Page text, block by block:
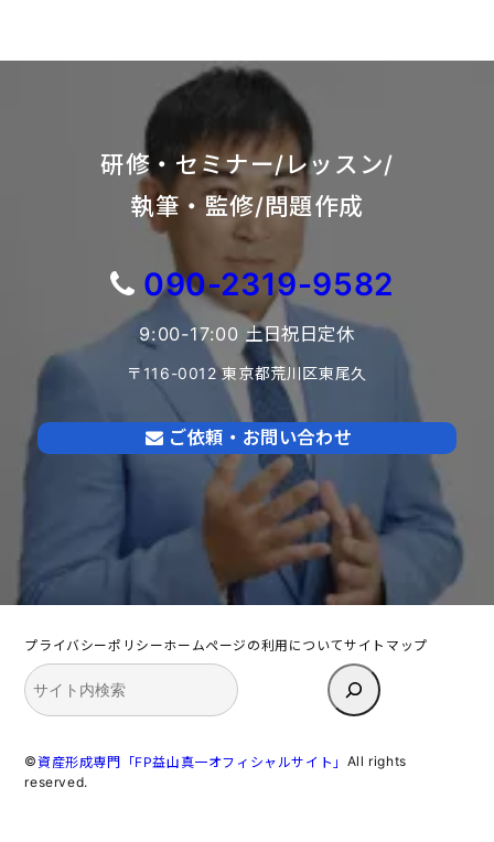
研修・セミナー/レッスン/
執筆・監修/問題作成
090-2319-9582
9:00-17:00 土日祝日定休
〒116-0012 東京都荒川区東尾久
ご依頼・お問い合わせ
プライバシーポリシーホームページの利用についてサイトマップ
検
索
©資産形成専門「FP益山真一オフィシャルサイト」 All rights
reserved.